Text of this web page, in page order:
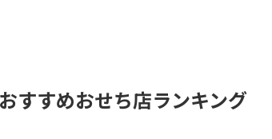
すすめおせち店ランキング